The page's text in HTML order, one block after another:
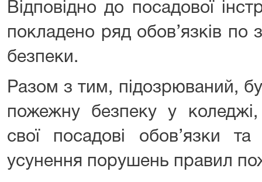
Відповідно до посадової
покладено ряд обов’язків по
безпеки.
Разом з тим, підозрюваний,
пожежну безпеку у
свої посадові обов’язки
усунення порушень правил